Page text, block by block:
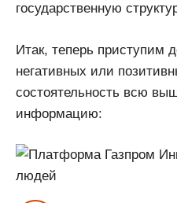
государственную
Итак, теперь приступим
негативных или
состоятельность всю
информацию: